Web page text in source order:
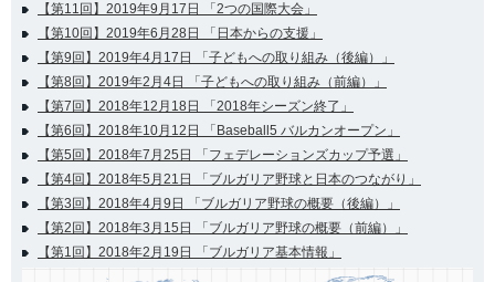
【第11回】2019年9月17日 「2つの国際大会」
【第10回】2019年6月28日 「日本からの支援」
【第9回】2019年4月17日 「子どもへの取り組み（後編）」
【第8回】2019年2月4日 「子どもへの取り組み（前編）」
【第7回】2018年12月18日 「2018年シーズン終了」
【第6回】2018年10月12日 「Baseball5 バルカンオープン」
【第5回】2018年7月25日 「フェデレーションズカップ予選」
【第4回】2018年5月21日 「ブルガリア野球と日本のつながり」
【第3回】2018年4月9日 「ブルガリア野球の概要（後編）」
【第2回】2018年3月15日 「ブルガリア野球の概要（前編）」
【第1回】2018年2月19日 「ブルガリア基本情報」